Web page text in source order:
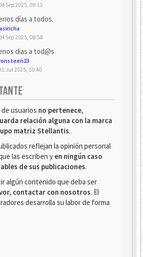
Sep 2025, 09:11
días a todos.
Sep 2025, 08:58
dias a tod@s
Jul 2025, 10:40
usuarios no pertenece,
relación alguna con la marca
matriz Stellantis.
reflejan la opinión personal
las escriben y en ningún caso
de sus publicaciones.
algún contenido que deba ser
contactar con nosotros. El
desarrolla su labor de forma